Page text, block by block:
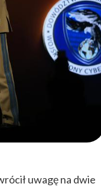
uwagę na dwie